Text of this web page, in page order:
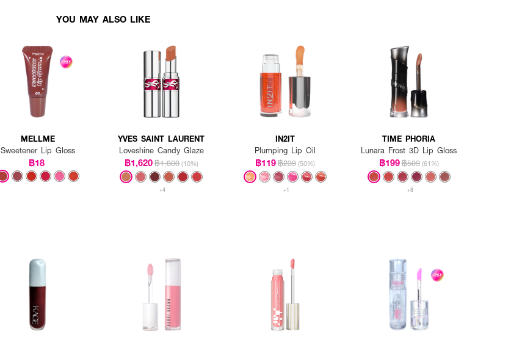
YOU MAY ALSO LIKE
MELLME
Sweetener Lip Gloss
฿18
YVES SAINT LAURENT
Loveshine Candy Glaze
฿1,620฿1,800 (10%)
+4
IN2IT
Plumping Lip Oil
฿119฿239 (50%)
+1
TIME PHORIA
Lunara Frost 3D Lip Gloss
฿199฿509 (61%)
+8